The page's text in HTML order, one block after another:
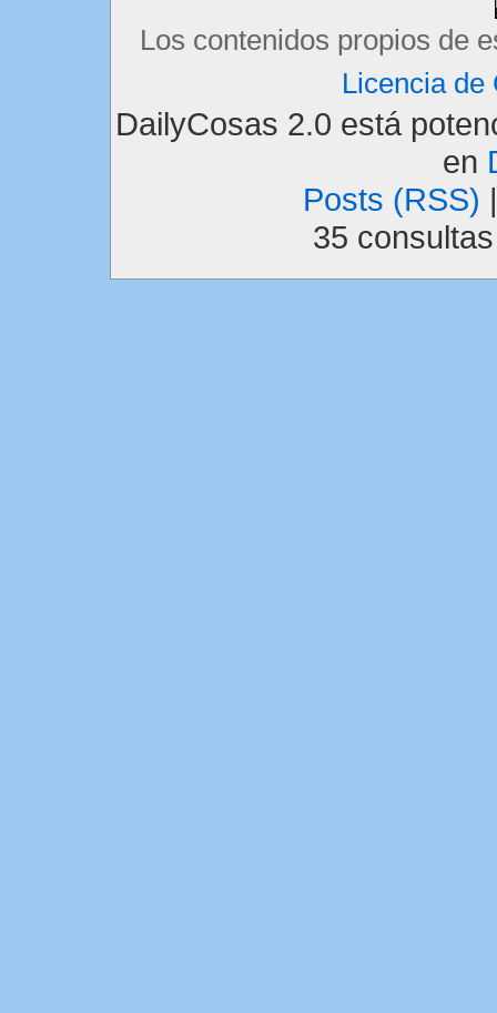
Los contenidos propios de
Licencia de
DailyCosas 2.0 está
en
Posts (RSS)
35